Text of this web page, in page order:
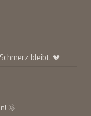
bleibt. 💔
🌞